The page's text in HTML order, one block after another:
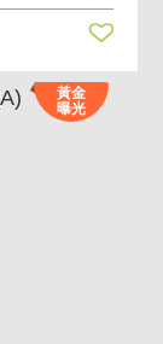
黃金
曝光